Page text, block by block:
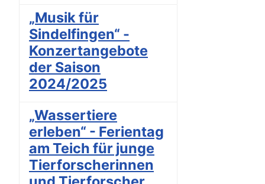
„Musik für
Sindelfingen“ -
Konzertangebote
der Saison
2024/2025
„Wassertiere
erleben“ - Ferientag
am Teich für junge
Tierforscherinnen